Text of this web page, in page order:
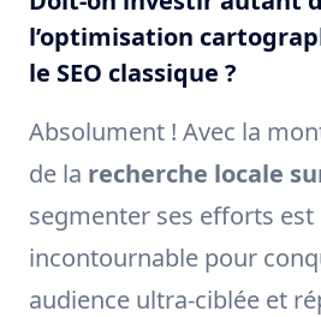
l’optimisation
le SEO classique ?
Absolument ! Avec la
de la recherche locale
segmenter ses efforts est
incontournable pour
audience ultra-ciblée et